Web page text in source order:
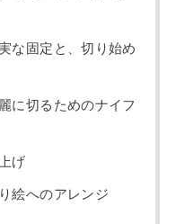
な固定と、切り始め
に切るためのナイフ
げ
絵へのアレンジ